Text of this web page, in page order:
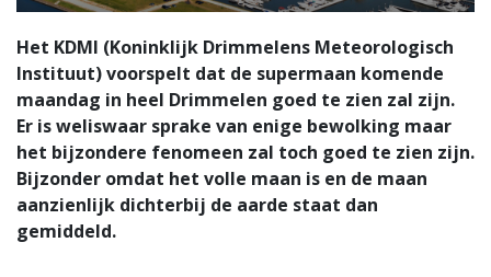
Het KDMI (Koninklijk Drimmelens Meteorologisch
Instituut) voorspelt dat de supermaan komende
maandag in heel Drimmelen goed te zien zal zijn.
Er is weliswaar sprake van enige bewolking maar
het bijzondere fenomeen zal toch goed te zien zijn.
Bijzonder omdat het volle maan is en de maan
aanzienlijk dichterbij de aarde staat dan
gemiddeld.